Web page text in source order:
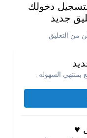
دخولك
جديد
من التعليق
السهوله .
♥